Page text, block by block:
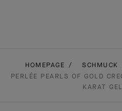
HOMEPAGE SCHMUCK
PERLÉE PEARLS OF GOLD
KARAT